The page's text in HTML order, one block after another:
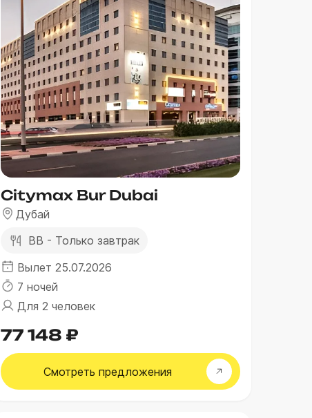
Citymax Bur Dubai
Дубай
BB - Только завтрак
Вылет 25.07.2026
7 ночей
Для 2 человек
77 148 ₽
Смотретьпредложения